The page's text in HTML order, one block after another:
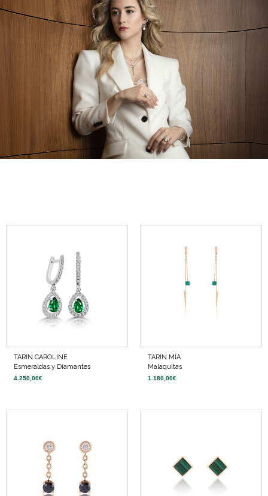
TARIN CAROLINE
Esmeraldas y Diamantes
4.250,00€
TARIN MÍA
Malaquitas
1.180,00€